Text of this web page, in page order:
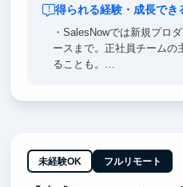
得られる経験・成長でき
・SalesNowでは新規プロ
ースまで。正社員チームの
ることも。
握。
・完全フルリモート×完全
未経験OK フルリモート